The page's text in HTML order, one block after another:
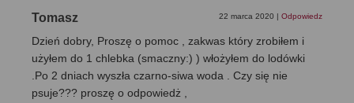
Tomasz 22 marca 2020 | Odpowiedz
Dzień dobry, Proszę o pomoc , zakwas który zrobiłem i
użyłem do 1 chlebka (smaczny:) ) włożyłem do lodówki
.Po 2 dniach wyszła czarno-siwa woda . Czy się nie
psuje??? proszę o odpowiedż ,